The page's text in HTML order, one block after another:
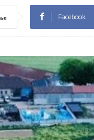
Facebook